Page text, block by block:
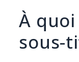
À
sous-